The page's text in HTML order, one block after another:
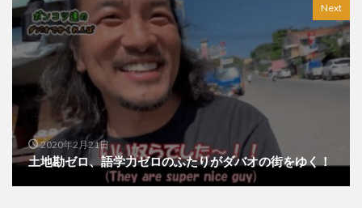
Next
2020年2月21日
土地勘ゼロ、語学力ゼロのふたりがダバオの街をゆく！